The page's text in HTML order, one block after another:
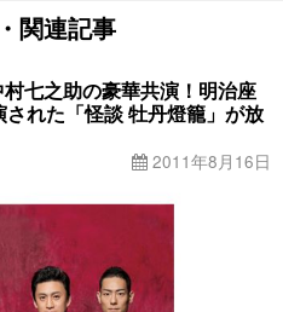
関連記事
七之助の豪華共演！明治座
れた「怪談 牡丹燈籠」が放
2011年8月16日